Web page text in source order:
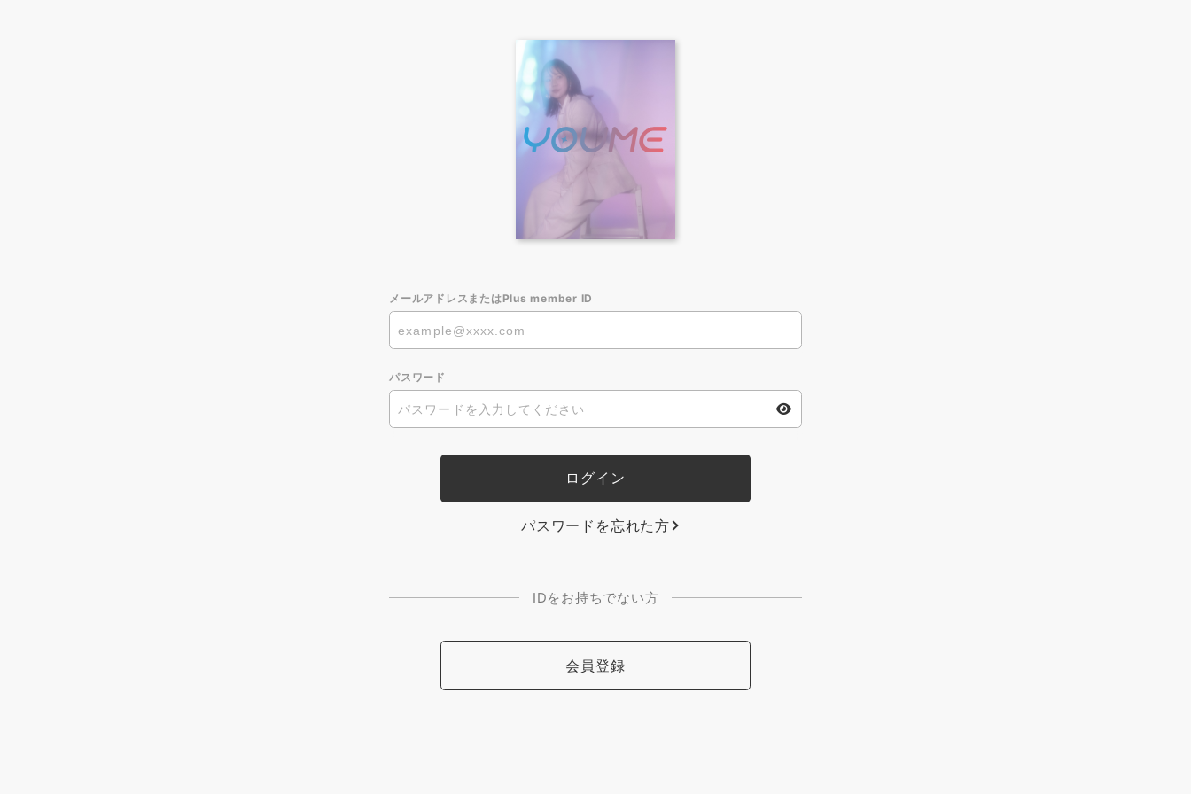
メールアドレスまたはPlus member ID
パスワード
パスワードを忘れた方
IDをお持ちでない方
会員登録